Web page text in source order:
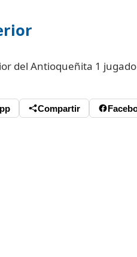
del Antioqueñita 1
Compartir